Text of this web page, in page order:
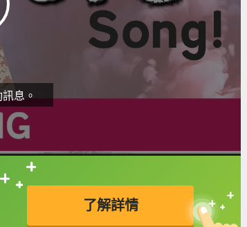
息。
了解詳情
接查字典喔！